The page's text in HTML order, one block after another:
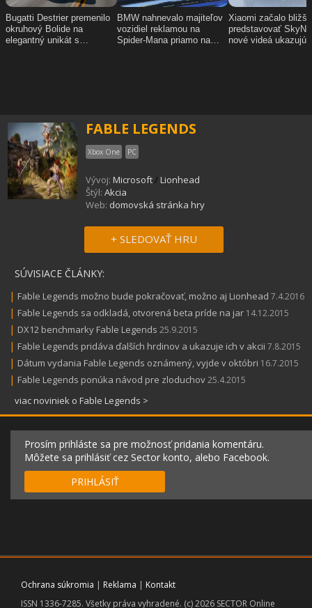
FABLE LEGENDS
Xbox One PC
Vývoj: Microsoft/ Lionhead
Štýl: Akcia
Web: domovská stránka hry
+ SLEDOVAŤ HRU
SÚVISIACE ČLÁNKY:
| Fable Legends možno bude pokračovať, možno aj Lionhead 7.4.2016
| Fable Legends sa odkladá, otvorená beta príde na jar 14.12.2015
| DX12 benchmarky Fable Legends 25.9.2015
| Fable Legends pridáva ďalších hrdinov a ukazuje ich v akcii 7.8.2015
| Dátum vydania Fable Legends oznámený, vyjde v októbri 16.7.2015
| Fable Legends ponúka návod pre zloduchov25.4.2015
viac noviniek o Fable Legends >
Prosím prihláste sa pre možnosť pridania komentáru.
Môžete sa prihlásiť cez Sector konto, alebo Facebook.
PRIHLÁSIŤ
Ochrana súkromia Reklama
Kontakt
ISSN 1336-7285. Všetky práva vyhradené. (c) 2026 SECTOR Online